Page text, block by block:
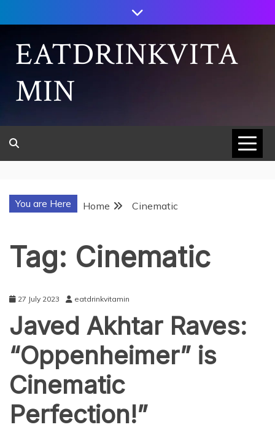
to
contentEATDRINKVITA
MIN
You are Here Home Cinematic
Tag: Cinematic
27 July 2023 eatdrinkvitamin
Javed Akhtar Raves:
“Oppenheimer” is
Cinematic
Perfection!”